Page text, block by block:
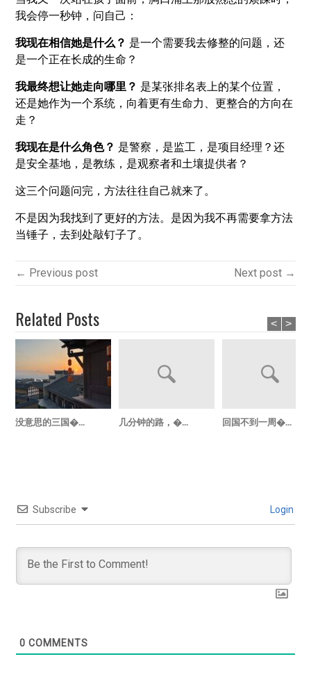
我会停一秒钟，问自己：
我现在相信她是什么？ 是一个需要我去修整的问题，还
是一个正在长成的生命？
我最终想让她走向哪里？ 是某张排名表上的某个位置，
还是她作为一个系统，向着更有生命力、更整合的方向在
走？
我现在是什么角色？ 是警察，是监工，是项目经理？还
是安全基地，是教练，是观察者和土壤提供者？
这三个问题问完，方法往往自己就来了。
不是因为我找到了更好的方法。是因为我不再需要拿方法
当锤子，去到处敲钉子了。
← Previous post Next post →
Related Posts
没意思的三国�... 几分钟的路，�... 回国不到一周�...
< >
Subscribe Login
0 COMMENTS